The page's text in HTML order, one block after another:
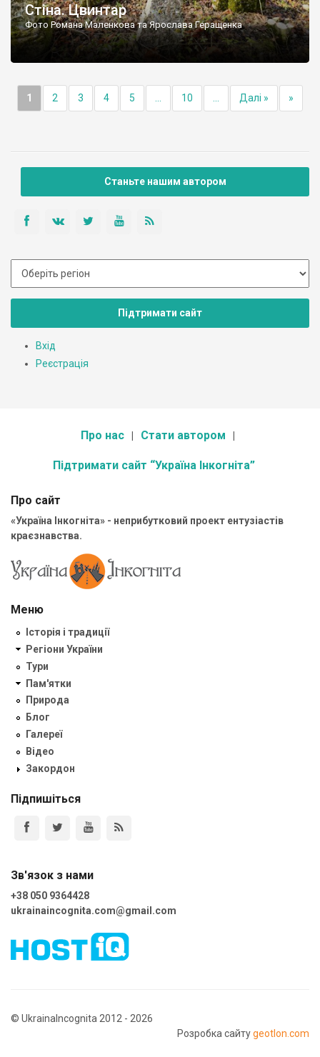
Стіна. Цвинтар
Фото Романа Маленкова та Ярослава Геращенка
1 2 3 4 5 10 Далі » »
Станьте нашим автором
Підтримати сайт
Вхід
Реєстрація
Про нас Стати автором
Підтримати сайт “Україна Інкогніта”
Про сайт
«Україна Інкогніта» - неприбутковий проект ентузіастів
краєзнавства.
Меню
Історія і традиції
Регіони України
Тури
Пам'ятки
Природа
Блог
Галереї
Відео
Закордон
Підпишіться
Зв'язок з нами
+38 050 9364428
ukrainaincognita.com@gmail.com
© UkrainaIncognita 2012 - 2026
Розробка сайтуgeotlon.com